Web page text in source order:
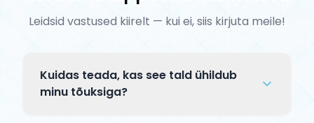
Leidsid vastused kiirelt — kui ei, siis kirjuta meile!
Kuidas teada, kas see tald ühildub
minu tõuksiga?